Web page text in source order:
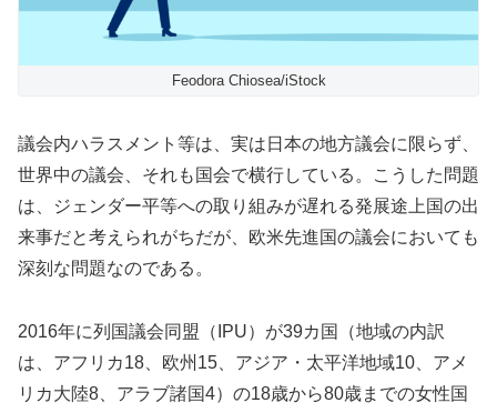
Feodora Chiosea/iStock
議会内ハラスメント等は、実は日本の地方議会に限らず、
世界中の議会、それも国会で横行している。こうした問題
は、ジェンダー平等への取り組みが遅れる発展途上国の出
来事だと考えられがちだが、欧米先進国の議会においても
深刻な問題なのである。
2016年に列国議会同盟（IPU）が39カ国（地域の内訳
は、アフリカ18、欧州15、アジア・太平洋地域10、アメ
リカ大陸8、アラブ諸国4）の18歳から80歳までの女性国